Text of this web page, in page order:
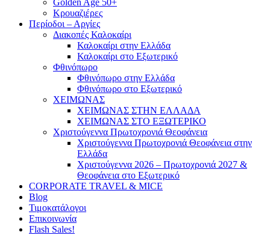
Κρουαζιέρες
Περίοδοι – Αργίες
Διακοπές Καλοκαίρι
Καλοκαίρι στην Ελλάδα
Καλοκαίρι στο Εξωτερικό
Φθινόπωρο
Φθινόπωρο στην Ελλάδα
Φθινόπωρο στο Εξωτερικό
ΧΕΙΜΩΝΑΣ
ΧΕΙΜΩΝΑΣ ΣΤΗΝ ΕΛΛΑΔΑ
ΧΕΙΜΩΝΑΣ ΣΤΟ ΕΞΩΤΕΡΙΚΟ
Χριστούγεννα Πρωτοχρονιά Θεοφάνεια
Χριστούγεννα Πρωτοχρονιά Θεοφάνεια στην
Ελλάδα
Χριστούγεννα 2026 – Πρωτοχρονιά 2027 &
Θεοφάνεια στο Εξωτερικό
CORPORATE TRAVEL & MICE
Blog
Τιμοκατάλογοι
Επικοινωνία
Flash Sales!